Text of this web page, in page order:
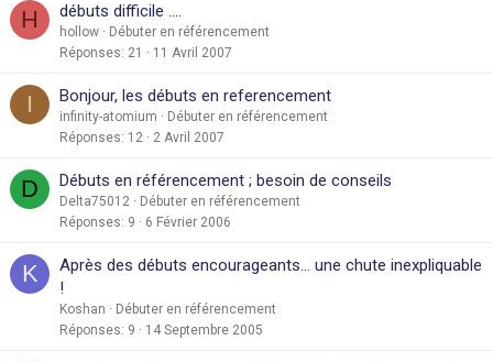
H débuts difficile ....
hollow
Débuter en référencement
Réponses 21 11 Avril 2007
I Bonjour, les débuts en referencement
infinity-atomium
Débuter en référencement
Réponses 12 2 Avril 2007
D Débuts en référencement ; besoin de conseils
Delta75012
Débuter en référencement
Réponses 9 6 Février 2006
K
Après des débuts encourageants... une chute inexpliquable
!
Koshan
Débuter en référencement
Réponses 9 14 Septembre 2005